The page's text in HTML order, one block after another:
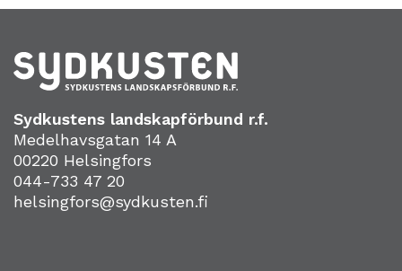
Sydkustens landskapförbund r.f.
Medelhavsgatan 14 A
00220 Helsingfors
044-733 47 20
helsingfors@sydkusten.fi